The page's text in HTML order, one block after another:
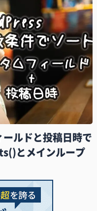
ルドと投稿日時で
とメインループ